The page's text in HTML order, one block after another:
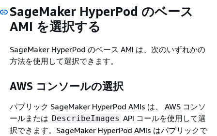
SageMaker HyperPod のベース
AMI を選択する
SageMaker HyperPod のベース AMI は、次のいずれかの
方法を使用して選択できます。
AWS コンソールの選択
パブリック SageMaker HyperPod AMIs は、 AWS コンソ
ールまたは DescribeImages API コールを使用して選
択できます。SageMaker HyperPod AMIs はパブリックで